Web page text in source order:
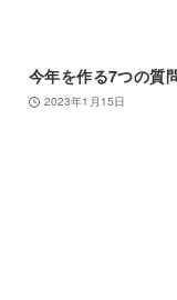
今年を作る7つの質
2023年1月15日